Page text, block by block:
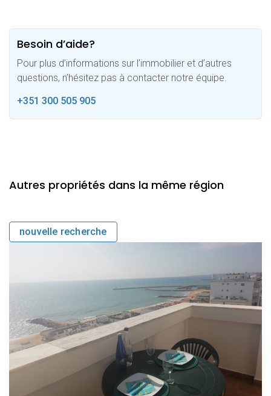
Besoin d’aide?
Pour plus d’informations sur l’immobilier et d’autres
questions, n’hésitez pas à contacter notre équipe.
+351 300 505 905
Autres propriétés dans la même région
nouvelle recherche